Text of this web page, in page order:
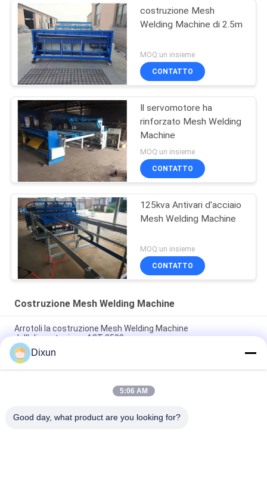
costruzione Mesh
Welding Machine di 2.5m
MOQ:un insieme
CONTATTO
Il servomotore ha
rinforzato Mesh Welding
Machine
MOQ:un insieme
CONTATTO
125kva Antivari d'acciaio
Mesh Welding Machine
MOQ:un insieme
CONTATTO
Costruzione Mesh Welding Machine
Arrotoli la costruzione Mesh Welding Machine
dell'alimentazione 4.8T 2500mm
costruzione Mesh Welding Machine, cavo automatico Mesh
Welding Machine di 2.5m
Il servomotore tira il carico di macchina di Mesh Hopper
Dixun
5:06 AM
Good day, what product are you looking for?